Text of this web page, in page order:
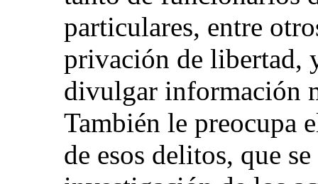
particulares, entre
privación de libertad,
divulgar información
También le preocupa
de esos delitos, que